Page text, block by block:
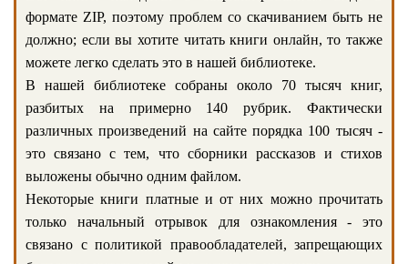
формате ZIP, поэтому проблем со скачиванием быть не
должно; если вы хотите читать книги онлайн, то также
можете легко сделать это в нашей библиотеке.
В нашей библиотеке собраны около 70 тысяч книг,
разбитых на примерно 140 рубрик. Фактически
различных произведений на сайте порядка 100 тысяч -
это связано с тем, что сборники рассказов и стихов
выложены обычно одним файлом.
Некоторые книги платные и от них можно прочитать
только начальный отрывок для ознакомления - это
связано с политикой правообладателей, запрещающих